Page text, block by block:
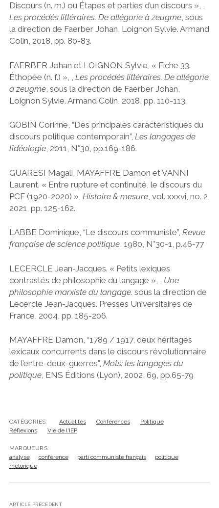
Discours (n. m.) ou Étapes et parties d’un discours », ,
Les procédés littéraires. De allégorie à zeugme, sous
la direction de Faerber Johan, Loignon Sylvie. Armand
Colin, 2018, pp. 80-83.
FAERBER Johan et LOIGNON Sylvie, « Fiche 33.
Éthopée (n. f.) », , Les procédés littéraires. De allégorie
à zeugme, sous la direction de Faerber Johan,
Loignon Sylvie. Armand Colin, 2018, pp. 110-113.
GOBIN Corinne, “Des principales caractéristiques du
discours politique contemporain”, Les langages de
l’idéologie, 2011, N°30, pp.169-186.
GUARESI Magali, MAYAFFRE Damon et VANNI
Laurent. « Entre rupture et continuité, le discours du
PCF (1920-2020) », Histoire & mesure, vol. xxxvi, no. 2,
2021, pp. 125-162.
LABBE Dominique, “Le discours communiste”, Revue
française de science politique, 1980, N°30-1, p.46-77
LECERCLE Jean-Jacques. « Petits lexiques
contrastés de philosophie du langage », , Une
philosophie marxiste du langage. sous la direction de
Lecercle Jean-Jacques. Presses Universitaires de
France, 2004, pp. 185-206.
MAYAFFRE Damon, “1789 / 1917, deux héritages
lexicaux concurrents dans le discours révolutionnaire
de l’entre-deux-guerres”, Mots: les langages du
politique, ENS Éditions (Lyon), 2002, 69, pp.65-79
CATÉGORIES: Actualités Conférences
Politique
Réflexions
Vie de l'IEP
MARQUEURS:
analyse
conférence parti communiste français
politique
rhétorique
ARTICLE PRÉCÉDENT